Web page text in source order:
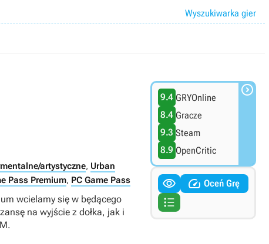
Wyszukiwarka gier
artystyczne, Urban
Pass Premium, PC Game Pass
wcielamy się w będącego
na wyjście z dołka, jak i
9.4 GRYOnline
8.4 Gracze
9.3 Steam
8.9 OpenCritic

  Oceń Grę
